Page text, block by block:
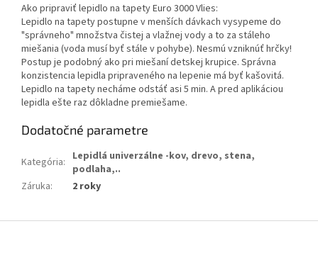
Ako pripraviť lepidlo na tapety Euro 3000 Vlies:
Lepidlo na tapety postupne v menších dávkach vysypeme do
"správneho" množstva čistej a vlažnej vody a to za stáleho
miešania (voda musí byť stále v pohybe). Nesmú vzniknúť hrčky!
Postup je podobný ako pri miešaní detskej krupice. Správna
konzistencia lepidla pripraveného na lepenie má byť kašovitá.
Lepidlo na tapety necháme odstáť asi 5 min. A pred aplikáciou
lepidla ešte raz dôkladne premiešame.
Dodatočné parametre
Kategória: Lepidlá univerzálne -kov, drevo, stena,
podlaha,..
Záruka: 2 roky